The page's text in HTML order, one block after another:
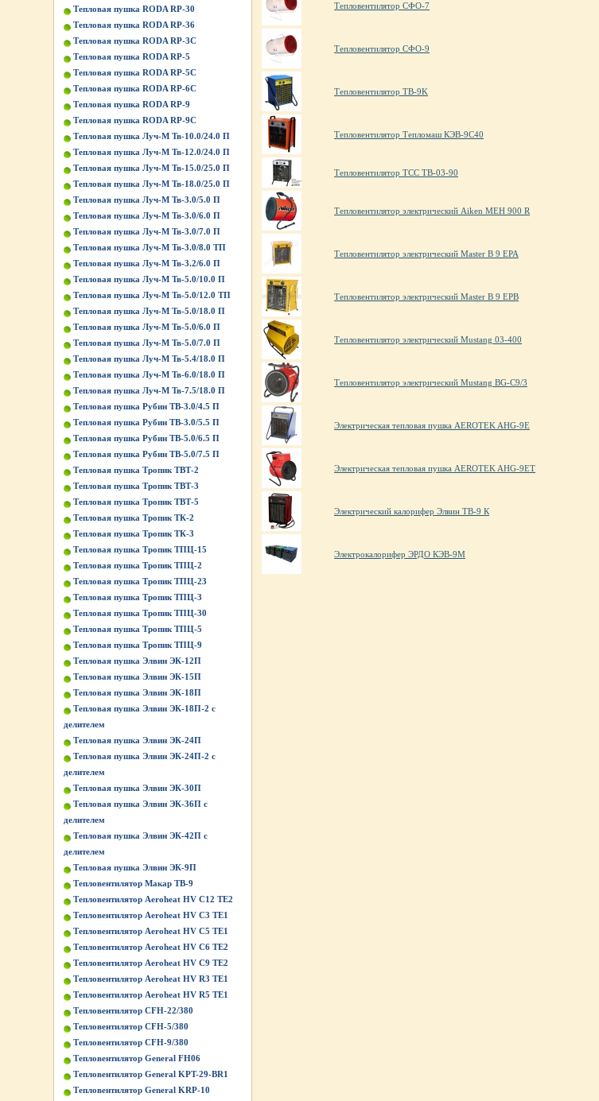
Тепловая пушка RODA RP-30
Тепловая пушка RODA RP-36
Тепловая пушка RODA RP-3C
Тепловая пушка RODA RP-5
Тепловая пушка RODA RP-5C
Тепловая пушка RODA RP-6C
Тепловая пушка RODA RP-9
Тепловая пушка RODA RP-9C
Тепловая пушка Луч-М Тв-10.0/24.0 П
Тепловая пушка Луч-М Тв-12.0/24.0 П
Тепловая пушка Луч-М Тв-15.0/25.0 П
Тепловая пушка Луч-М Тв-18.0/25.0 П
Тепловая пушка Луч-М Тв-3.0/5.0 П
Тепловая пушка Луч-М Тв-3.0/6.0 П
Тепловая пушка Луч-М Тв-3.0/7.0 П
Тепловая пушка Луч-М Тв-3.0/8.0 ТП
Тепловая пушка Луч-М Тв-3.2/6.0 П
Тепловая пушка Луч-М Тв-5.0/10.0 П
Тепловая пушка Луч-М Тв-5.0/12.0 ТП
Тепловая пушка Луч-М Тв-5.0/18.0 П
Тепловая пушка Луч-М Тв-5.0/6.0 П
Тепловая пушка Луч-М Тв-5.0/7.0 П
Тепловая пушка Луч-М Тв-5.4/18.0 П
Тепловая пушка Луч-М Тв-6.0/18.0 П
Тепловая пушка Луч-М Тв-7.5/18.0 П
Тепловая пушка Рубин ТВ-3.0/4.5 П
Тепловая пушка Рубин ТВ-3.0/5.5 П
Тепловая пушка Рубин ТВ-5.0/6.5 П
Тепловая пушка Рубин ТВ-5.0/7.5 П
Тепловая пушка Тропик ТВТ-2
Тепловая пушка Тропик ТВТ-3
Тепловая пушка Тропик ТВТ-5
Тепловая пушка Тропик ТК-2
Тепловая пушка Тропик ТК-3
Тепловая пушка Тропик ТПЦ-15
Тепловая пушка Тропик ТПЦ-2
Тепловая пушка Тропик ТПЦ-23
Тепловая пушка Тропик ТПЦ-3
Тепловая пушка Тропик ТПЦ-30
Тепловая пушка Тропик ТПЦ-5
Тепловая пушка Тропик ТПЦ-9
Тепловая пушка Элвин ЭК-12П
Тепловая пушка Элвин ЭК-15П
Тепловая пушка Элвин ЭК-18П
Тепловая пушка Элвин ЭК-18П-2 с
делителем
Тепловая пушка Элвин ЭК-24П
Тепловая пушка Элвин ЭК-24П-2 с
делителем
Тепловая пушка Элвин ЭК-30П
Тепловая пушка Элвин ЭК-36П с
делителем
Тепловая пушка Элвин ЭК-42П с
делителем
Тепловая пушка Элвин ЭК-9П
Тепловентилятор Макар ТВ-9
Тепловентилятор Aeroheat HV C12 TE2
Тепловентилятор Aeroheat HV C3 TE1
Тепловентилятор Aeroheat HV C5 TE1
Тепловентилятор Aeroheat HV C6 TE2
Тепловентилятор Aeroheat HV C9 TE2
Тепловентилятор Aeroheat HV R3 TE1
Тепловентилятор Aeroheat HV R5 TE1
Тепловентилятор CFH-22/380
Тепловентилятор CFH-5/380
Тепловентилятор CFH-9/380
Тепловентилятор General FH06
Тепловентилятор General KPT-29-BR1
Тепловентилятор General KRP-10
Тепловентилятор СФО-7
Тепловентилятор СФО-9
Тепловентилятор ТВ-9K
Тепловентилятор Тепломаш КЭВ-9С40
Тепловентилятор ТСС ТВ-03-90
Тепловентилятор электрический Aiken MEH 900 R
Тепловентилятор электрический Master B 9 EPA
Тепловентилятор электрический Master B 9 EPB
Тепловентилятор электрический Mustang 03-400
Тепловентилятор электрический Mustang BG-C9/3
Электрическая тепловая пушка AEROTEK AHG-9E
Электрическая тепловая пушка AEROTEK AHG-9ET
Электрический калорифер Элвин ТВ-9 К
Электрокалорифер ЭРДО КЭВ-9М